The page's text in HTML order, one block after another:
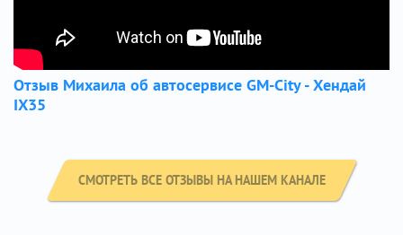
Отзыв Михаила об автосервисе GM-City - Хендай
IX35
СМОТРЕТЬ ВСЕ ОТЗЫВЫ НА НАШЕМ КАНАЛЕ